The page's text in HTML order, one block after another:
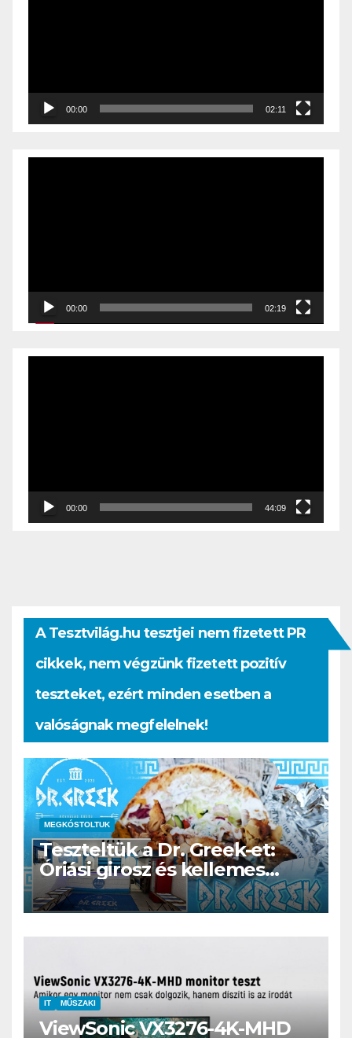
00:00 02:11
00:00 02:19
00:00 44:09
A Tesztvilág.hu tesztjei nem fizetett PR
cikkek, nem végzünk fizetett pozitív
teszteket, ezért minden esetben a
valóságnak megfelelnek!
MEGKÓSTOLTUK
Teszteltük a Dr. Greek-et:
Óriási girosz és kellemes
kerthelyiség Csepel szívében
IT MŰSZAKI
ViewSonic VX3276-4K-MHD